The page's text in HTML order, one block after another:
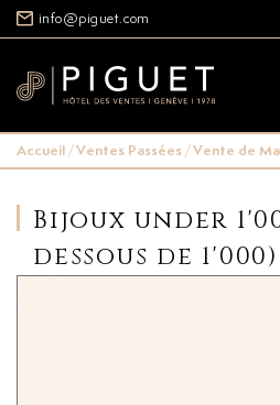
info@piguet.com
Accueil/Ventes Passées/Vente de
Bijoux under
dessous de 1'000)